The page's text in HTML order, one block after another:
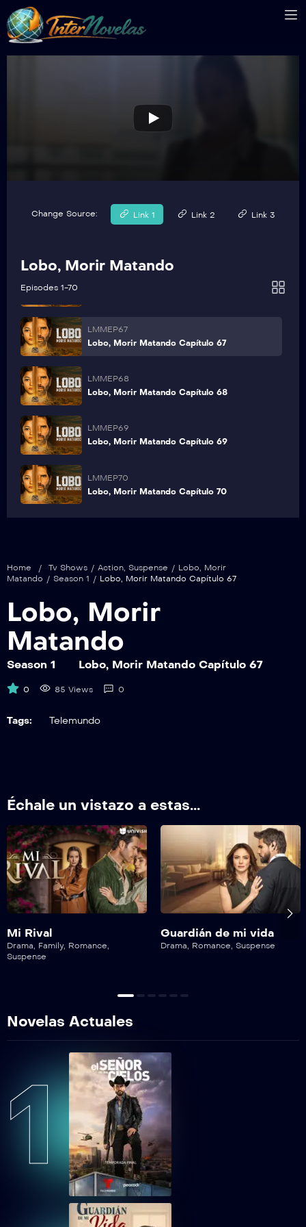
Change Source: Link 1 Link 2 Link 3
Lobo, Morir Matando
Episodes 1-70
LMMEP61
LMMEP64
LMMEP67
Lobo, Morir Matando Capítulo 67
LMMEP68
Lobo, Morir Matando Capítulo 68
LMMEP69
Lobo, Morir Matando Capítulo 69
LMMEP70
Lobo, Morir Matando Capítulo 70
Home / Tv Shows / Action, Suspense / Lobo, Morir
Matando / Season 1 / Lobo, Morir Matando Capítulo 67
Lobo, Morir
Matando
Season 1 Lobo, Morir Matando Capítulo 67
0 85 Views 0
Tags: Telemundo
Échale un vistazo a estas...
Mi Rival
Drama, Family, Romance,
Suspense
Guardián de mi vida
Drama, Romance, Suspense
Novelas Actuales
1